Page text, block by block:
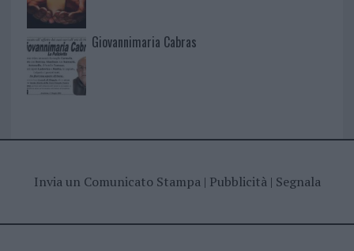
Giovannimaria Cabras
Invia un Comunicato Stampa| Pubblicità| Segnala